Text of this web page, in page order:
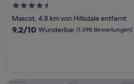
4.5-
Sterne-
Unterkunft
Mascot, 4,8 km von Hillsdale entfernt
9.2
9,2/10 Wunderbar (1.398 Bewertungen)